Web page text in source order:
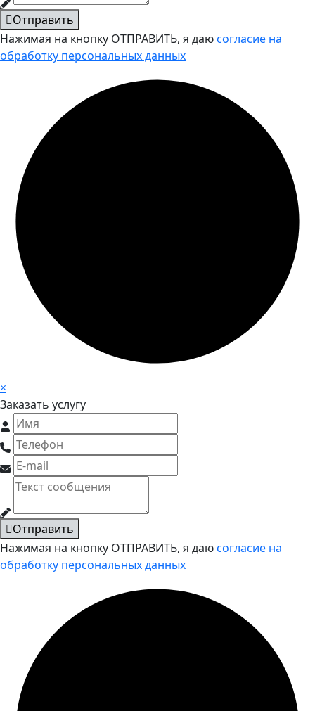
Отправить
Нажимая на кнопку ОТПРАВИТЬ, я даюсогласие на
обработку персональных данных
×
Заказать услугу
Отправить
Нажимая на кнопку ОТПРАВИТЬ, я даюсогласие на
обработку персональных данных